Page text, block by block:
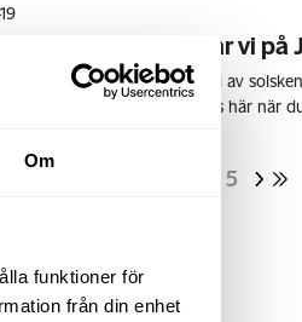
Om
funktioner för
från din enhet
Midsommar önskar vi på
att du får en härlig helg fylld av
bästa stunder. ☀🌸 Vi finns här när
5